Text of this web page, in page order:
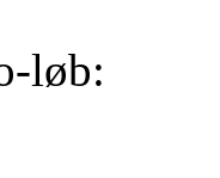
løb: